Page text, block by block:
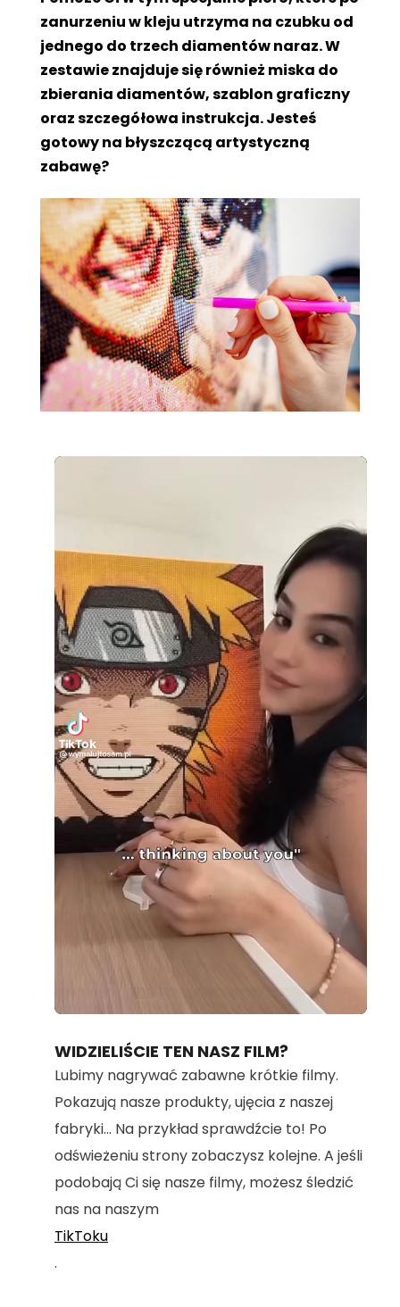
zanurzeniu w kleju utrzyma na czubku od
jednego do trzech diamentów naraz. W
zestawie znajduje się również miska do
zbierania diamentów, szablon graficzny
oraz szczegółowa instrukcja. Jesteś
gotowy na błyszczącą artystyczną
zabawę?
100.00%
WIDZIELIŚCIE TEN NASZ FILM?
Lubimy nagrywać zabawne krótkie filmy.
Pokazują nasze produkty, ujęcia z naszej
fabryki... Na przykład sprawdźcie to! Po
odświeżeniu strony zobaczysz kolejne. A jeśli
podobają Ci się nasze filmy, możesz śledzić
nas na naszym
TikToku
.